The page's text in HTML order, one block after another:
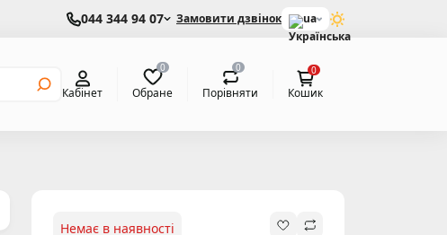
044 344 94 07 Замовити дзвінок ua
Кабінет
0
Обране
0
Порівняти
0
Кошик
Немає в наявності